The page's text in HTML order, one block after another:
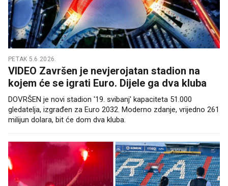
PETAK 5.6.2026.
VIDEO Završen je nevjerojatan stadion na
kojem će se igrati Euro. Dijele ga dva kluba
DOVRŠEN je novi stadion '19. svibanj' kapaciteta 51.000
gledatelja, izgrađen za Euro 2032. Moderno zdanje, vrijedno 261
milijun dolara, bit će dom dva kluba.